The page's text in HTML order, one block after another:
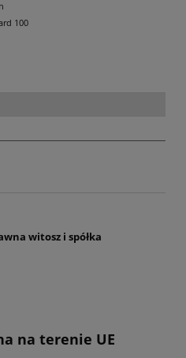
100
witosz i spółka
na terenie UE